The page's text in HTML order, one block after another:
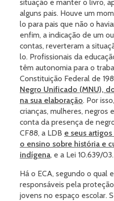
situação e manter o livro,
alguns pais. Houve um
lo para pais que não o
enfim, a indicação de um
contas, reverteram a
lo. Profissionais da
têm autonomia para o
Constituição Federal de
Negro Unificado (MNU),
na sua elaboração. Por
crianças, mulheres, negros
conta da presença de
CF88, a LDB e seus
o ensino sobre história e
indígena, e a Lei 10.639/03.
Há o ECA, segundo o qual
responsáveis pela
jovens no espaço escolar.